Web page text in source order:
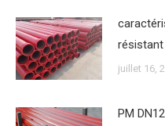
juillet 16,
PM